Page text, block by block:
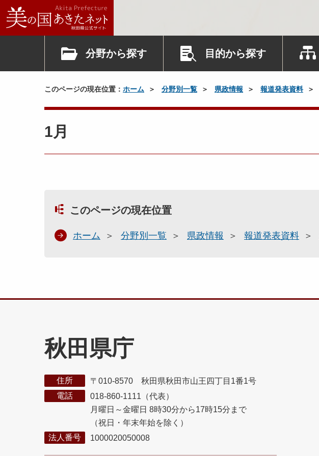
分野から探す 目的から探す
このページの現在位置： ホーム 分野別一覧 県政情報 報道発表資料
1月
このページの現在位置
ホーム 分野別一覧 県政情報 報道発表資料
秋田県庁
住所
〒010-8570 秋田県秋田市山王四丁目1番1号
電話
018-860-1111（代表）
月曜日～金曜日 8時30分から17時15分まで
（祝日・年末年始を除く）
法人番号
1000020050008